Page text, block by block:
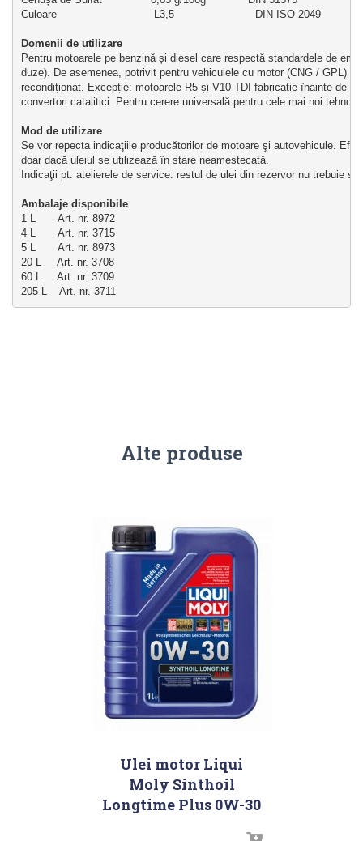
Culoare                              L3,5                         DIN ISO 2049
Domenii de utilizare
Pentru motoarele pe benzină și diesel care respectă standardele de
duze). De asemenea, potrivit pentru vehiculele cu motor (CNG / GPL)
recondiționat. Excepție: motoarele R5 și V10 TDI fabricație înainte de
convertori catalitici. Pentru cerere universală pentru cele mai noi
Mod de utilizare
Se vor repecta indicaţiile producătorilor de motoare şi autovehicule.
doar dacă uleiul se utilizează în stare neamestecată.
Indicaţii pt. atelierele de service: restul de ulei din rezervor nu trebuie
Ambalaje disponibile
1 L       Art. nr. 8972
4 L       Art. nr. 3715
5 L       Art. nr. 8973
20 L     Art. nr. 3708
60 L     Art. nr. 3709
205 L    Art. nr. 3711
Alte produse
Ulei motor Liqui
Moly Sinthoil
Longtime Plus 0W-30